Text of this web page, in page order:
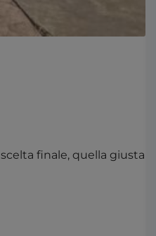
finale, quella giusta